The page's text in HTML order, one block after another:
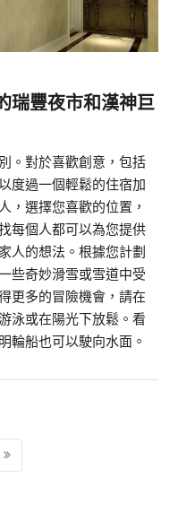
瑞豐夜市和漢神巨
。對於喜歡創意，包括
度過一個輕鬆的住宿加
，選擇您喜歡的位置，
每個人都可以為您提供
人的想法。根據您計劃
些奇妙滑雪或雪道中受
更多的冒險機會，請在
泳或在陽光下放鬆。看
輪船也可以駛向水面。